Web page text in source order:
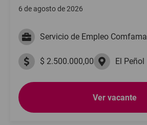
6 de agosto de 2026
Servicio de Empleo Comfama
$ 2.500.000,00 El Peñol
Ver vacante